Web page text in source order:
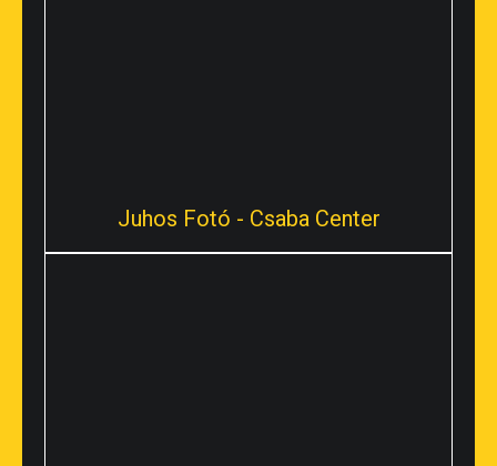
Juhos Fotó - Csaba Center